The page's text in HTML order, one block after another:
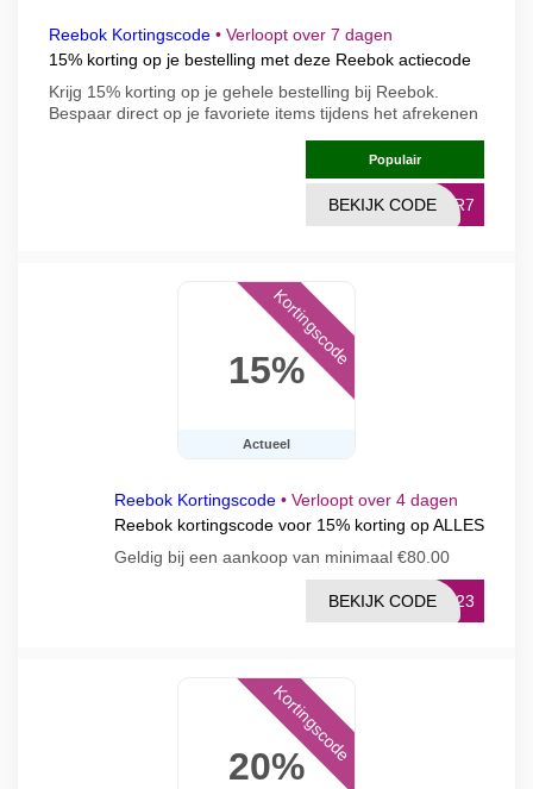
Reebok Kortingscode • Verloopt over 7 dagen
15% korting op je bestelling met deze Reebok actiecode
Krijg 15% korting op je gehele bestelling bij Reebok.
Bespaar direct op je favoriete items tijdens het afrekenen
Populair
TKR7
BEKIJK CODE
15%
Actueel
Kortingscode
Reebok Kortingscode • Verloopt over 4 dagen
Reebok kortingscode voor 15% korting op ALLES
Geldig bij een aankoop van minimaal €80.00
SS23
BEKIJK CODE
20%
Kortingscode